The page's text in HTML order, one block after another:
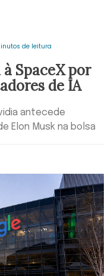
de leitura
SpaceX por
de IA
antecede
Elon Musk na bolsa